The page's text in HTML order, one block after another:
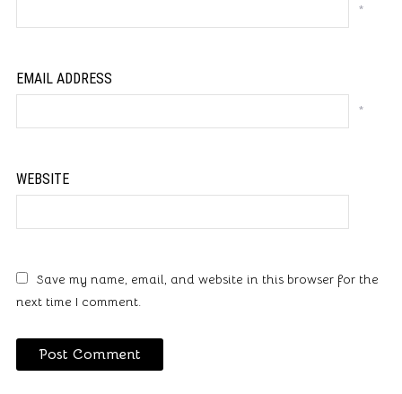
*
EMAIL ADDRESS
*
WEBSITE
Save my name, email, and website in this browser for the
next time I comment.